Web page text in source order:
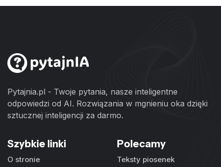
Pytajnia.pl - Twoje pytania, nasze inteligentne
odpowiedzi od AI. Rozwiązania w mgnieniu oka dzięki
sztucznej inteligencji za darmo.
Szybkie linki
O stronie
Polecamy
Teksty piosenek